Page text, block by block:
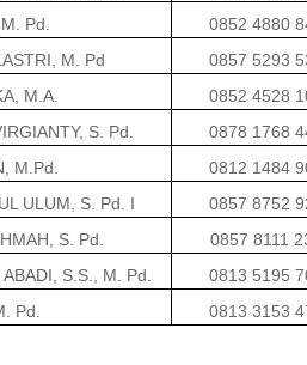
Pd.
0852 4880
M. Pd
0857 5293
M.A.
0852 4528
S. Pd.
0878 1768
M.Pd.
0812 1484
ULUM, S. Pd. I
0857 8752
S. Pd.
0857 8111
S.S., M. Pd.
0813 5195
Pd. 0813 3153